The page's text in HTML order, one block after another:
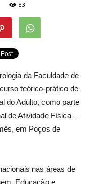
83
da Faculdade de
teórico-prático de
do Adulto, como parte
de Atividade Física –
em Poços de
nas áreas de
Educação e